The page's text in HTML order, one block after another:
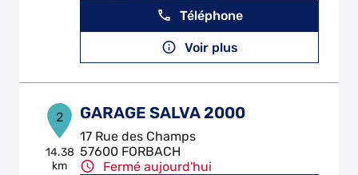
Téléphone
Voir plus
2
14.38
km
GARAGE SALVA 2000
17 Rue des Champs
57600 FORBACH
Fermé aujourd'hui